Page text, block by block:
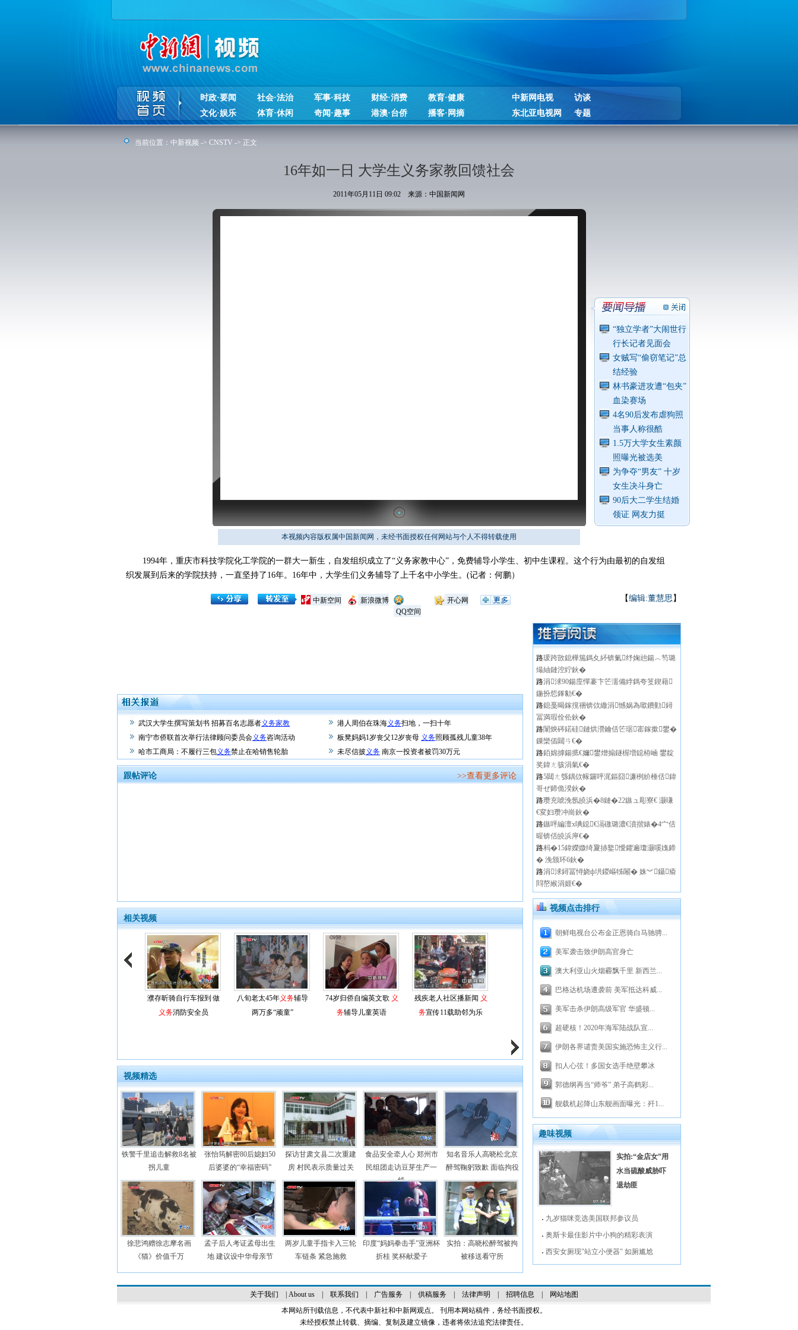
时政·要闻 社会·法治 军事·科技 财经·消费
教育·健康
文化·娱乐
体育·休闲 奇闻·趣事 港澳·台侨 播客·网摘
中新网电视
访谈
东北亚电视网
专题
当前位置： 中新视频 -> CNSTV -> 正文
16年如一日 大学生义务家教回馈社会
2011年05月11日 09:02 来源：中国新闻网
“独立学者”大闹世行
行长记者见面会
女贼写“偷窃笔记”总
结经验
林书豪进攻遭“包夹”
血染赛场
4名90后发布虐狗照
当事人称很酷
1.5万大学女生素颜
照曝光被选美
为争夺“男友” 十岁
女生决斗身亡
90后大二学生结婚
领证 网友力挺
本视频内容版权属中国新闻网，未经书面授权任何网站与个人不得转载使用
1994年，重庆市科技学院化工学院的一群大一新生，自发组织成立了“义务家教中心”，免费辅导小学生、初中生课程。这个行为由最初的自发组
织发展到后来的学院扶持，一直坚持了16年。16年中，大学生们义务辅导了上千名中小学生。(记者：何鹏）
【编辑:董慧思 】
开心网
QQ空间
新浪微博
中新空间
武汉大学生撰写策划书 招募百名志愿者义务家教 港人周伯在珠海义务扫地，一扫十年
南宁市侨联首次举行法律顾问委员会义务咨询活动 板凳妈妈1岁丧父12岁丧母 义务照顾孤残儿童38年
哈市工商局：不履行三包义务禁止在哈销售轮胎 未尽信披 义务 南京一投资者被罚30万元
跟帖评论 >>查看更多评论
相关视频
濮存昕骑自行车报到 做
义务消防安全员
八旬老太45年义务辅导
两万多“顽童”
74岁归侨自编英文歌 义
务辅导儿童英语
残疾老人社区播新闻 义
务宣传11载助邻为乐
视频精选
铁警千里追击解救8名被
拐儿童
张怡筠解密80后媳妇50
后婆婆的“幸福密码”
探访甘肃文县二次重建
房 村民表示质量过关
食品安全牵人心 郑州市
民组团走访豆芽生产一
线
知名音乐人高晓松北京
醉驾鞠躬致歉 面临拘役
徐悲鸿赠徐志摩名画
《猫》价值千万
孟子后人考证孟母出生
地 建议设中华母亲节
两岁儿童手指卡入三轮
车链条 紧急施救
印度“妈妈拳击手”亚洲杯
折桂 奖杯献爱子
实拍：高晓松醉驾被拘
被移送看守所
路瑗跨敳鎴樺箷鎷夊紑锛氭纾婅兘鍚︿笉璐
熶紬鏈涳紵鈥�
路涓浗90鍚庢憚褰卞笀濡備綍鎷夸笅鍥藉
鍦扮悊鎽勨€�
路鎴戞暍鎵撹祵锛佽繖涓憾娲為噷鐨勭鐞
冨満瑕佺伀鈥�
路闈炴硶鍩硅鏈烘瀯鑰佸笀琚寚鎵撳鐢�
鏁欒偛閮ㄢ€�
路銆婂摢鍚掋€嬭鐢熷搧鐩楃増鐚栫崡 鐢靛
奖鍏ㄤ骇涓氣€�
路5閮ㄤ綔鍝佽幏鑼呯浘鏂囧濂栵紒棰佸鍏
哥ぜ鍗佹湀鈥�
路瓒充唬浼氬皢浜�8鏈�22鏃ュ彫寮€ 灏嗛
€変妇瓒冲崗鈥�
路鏃呯編澶х唺鐚€滆礉璐濃€濆揩婊�4宀佸
暒锛佸皢浜庘€�
路杩�15鍏嬫媺绮夐捇鐜懓鑺遍瓊灏嗘媿鍗
� 浼颁环6鈥�
路涓浗鐞冨憳娆ф垬鍐嶇牬闂� 姝︾鑷瘉
閰嶅緱涓娾€�
视频点击排行
朝鲜电视台公布金正恩骑白马驰骋...
美军袭击致伊朗高官身亡
澳大利亚山火烟霾飘千里 新西兰...
巴格达机场遭袭前 美军抵达科威...
美军击杀伊朗高级军官 华盛顿...
超硬核！2020年海军陆战队宣...
伊朗各界谴责美国实施恐怖主义行...
扣人心弦！多国女选手绝壁攀冰
郭德纲再当“师爷” 弟子高鹤彩...
舰载机起降山东舰画面曝光：歼1...
趣味视频
实拍:“金店女”用
水当硫酸威胁吓
退劫匪
九岁猫咪竞选美国联邦参议员
奥斯卡最佳影片中小狗的精彩表演
西安女厕现"站立小便器" 如厕尴尬
关于我们 About us| 联系我们 广告服务| 供稿服务| 法律声明 招聘信息
网站地图
本网站所刊载信息，不代表中新社和中新网观点。 刊用本网站稿件，务经书面授权。
未经授权禁止转载、摘编、复制及建立镜像，违者将依法追究法律责任。